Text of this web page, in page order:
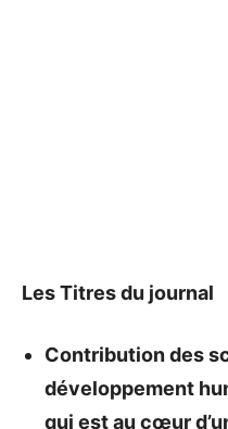
Les Titres du journal
Contribution des
développement
qui est au cœur